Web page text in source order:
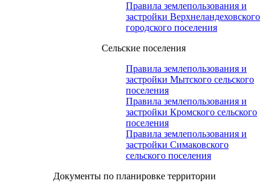
Правила землепользования и
застройки Верхнеландеховского
городского поселения
Сельские поселения
Правила землепользования и
застройки Мытского сельского
поселения
Правила землепользования и
застройки Кромского сельского
поселения
Правила землепользования и
застройки Симаковского
сельского поселения
Документы по планировке территории